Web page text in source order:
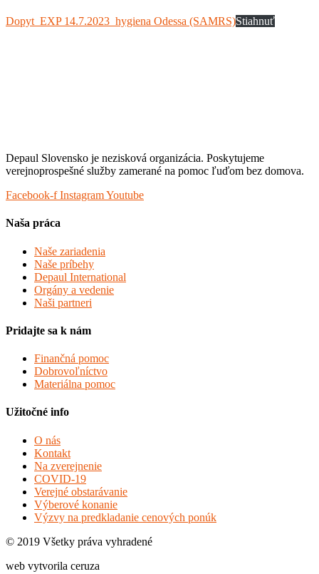
Dopyt_EXP 14.7.2023_hygiena Odessa (SAMRS)Stiahnuť
Depaul Slovensko je nezisková organizácia. Poskytujeme
verejnoprospešné služby zamerané na pomoc ľuďom bez domova.
Facebook-f InstagramYoutube
Naša práca
Naše zariadenia
Naše príbehy
Depaul International
Orgány a vedenie
Naši partneri
Pridajte sa k nám
Finančná pomoc
Dobrovoľníctvo
Materiálna pomoc
Užitočné info
O nás
Kontakt
Na zverejnenie
COVID-19
Verejné obstarávanie
Výberové konanie
Výzvy na predkladanie cenových ponúk
© 2019 Všetky práva vyhradené
web vytvorila ceruza